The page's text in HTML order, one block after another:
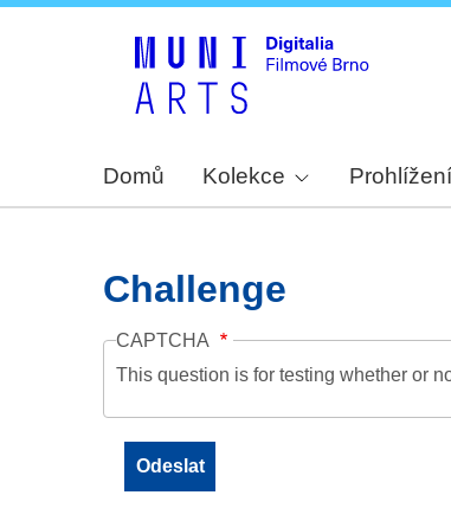
Domů Kolekce Prohlížení
Challenge
CAPTCHA
This question is for testing whether or